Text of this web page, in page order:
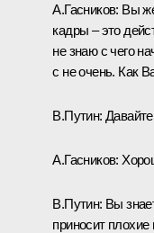
А.Гасников: Вы
кадры – это
не знаю с чего
с не очень. Как
В.Путин:
А.Гасников:
В.Путин: Вы
приносит плохие